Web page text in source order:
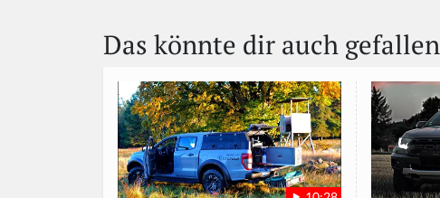
Das könnte dir auch gefallen